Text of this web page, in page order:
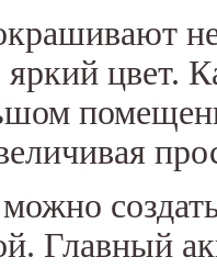
цвет.
Главный